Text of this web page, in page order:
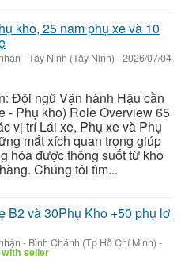
kho, 25 nam phụ xe và 10
-Tây Ninh (Tây Ninh) -2026/07/04
Đội ngũ Vận hành Hậu cần
- Phụ kho) Role Overview 65
vị trí Lái xe, Phụ xe và Phụ
mắt xích quan trọng giúp
hóa được thông suốt từ kho
Chúng tôi tìm...
B2 và 30Phụ Kho +50 phụ lơ
- Bình Chánh (Tp Hồ Chí Minh) -
seller